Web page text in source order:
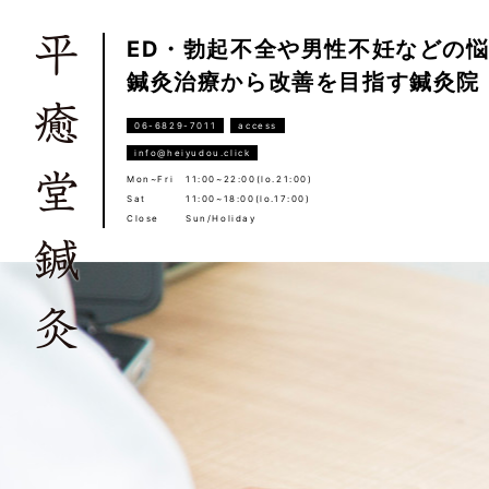
ED・勃起不全や男性不妊などの
鍼灸治療から改善を目指す鍼灸院
06-6829-7011 access
info@heiyudou.click
Mon~Fri
11:00~22:00(lo.21:00)
Sat
11:00~18:00(lo.17:00)
Close
Sun/Holiday